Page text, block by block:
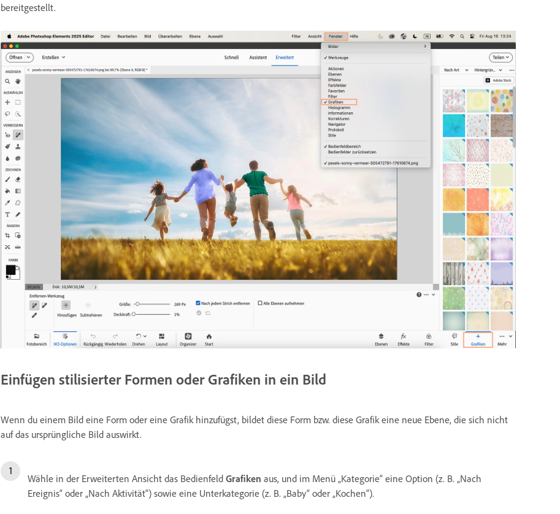
bereitgestellt.
Einfügen stilisierter Formen oder Grafiken in ein Bild
Wenn du einem Bild eine Form oder eine Grafik hinzufügst, bildet diese Form bzw. diese Grafik eine neue Ebene, die sich nicht
auf das ursprüngliche Bild auswirkt.
Wähle in der Erweiterten Ansicht das Bedienfeld Grafiken aus, und im Menü „Kategorie“ eine Option (z. B. „Nach
Ereignis“ oder „Nach Aktivität“) sowie eine Unterkategorie (z. B. „Baby“ oder „Kochen“).